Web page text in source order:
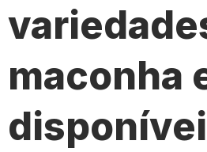
maconha